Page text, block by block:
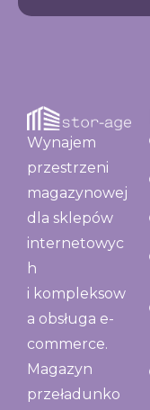
Wynajem
przestrzeni
magazynowej
dla sklepów
internetowyc
h
i kompleksow
a obsługa e-
commerce.
Magazyn
przeładunko